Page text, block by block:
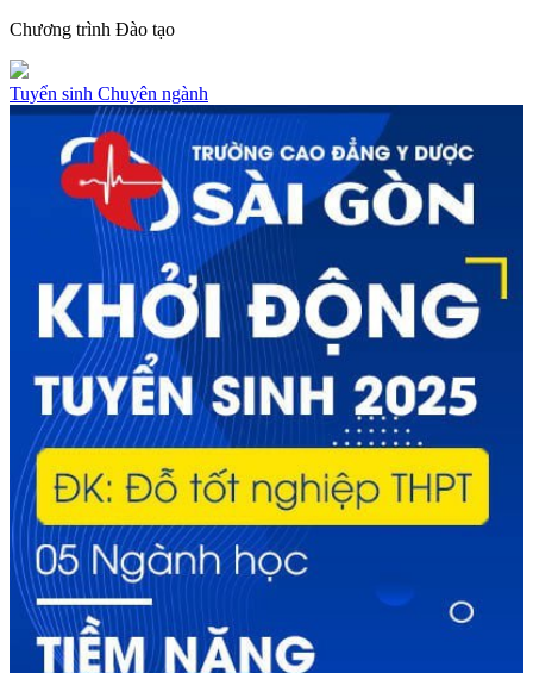
Chương trình Đào tạo
Tuyển sinh Chuyên ngành